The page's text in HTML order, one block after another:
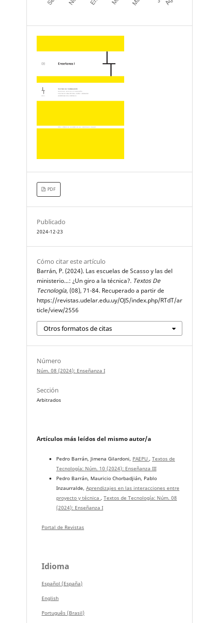
PDF
Publicado
2024-12-23
Cómo citar este artículo
Barrán, P. (2024). Las escuelas de Scasso y las del
ministerio…: ¿Un giro a la técnica?. Textos De
Tecnología, (08), 71-84. Recuperado a partir de
https://revistas.udelar.edu.uy/OJS/index.php/RTdT/ar
ticle/view/2556
Otros formatos de citas
Número
Núm. 08 (2024): Enseñanza I
Sección
Arbitrados
Artículos más leídos del mismo autor/a
Pedro Barrán, Jimena Gilardoni, PAEPU , Textos de
Tecnología: Núm. 10 (2024): Enseñanza III
Pedro Barrán, Mauricio Chorbadjián, Pablo
Inzaurralde, Aprendizajes en las interacciones entre
proyecto y técnica , Textos de Tecnología: Núm. 08
(2024): Enseñanza I
Portal de Revistas
Idioma
Español (España)
English
Português (Brasil)